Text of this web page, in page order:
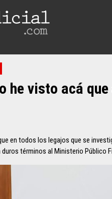
he visto acá
en todos los legajos que se
términos al Ministerio Público